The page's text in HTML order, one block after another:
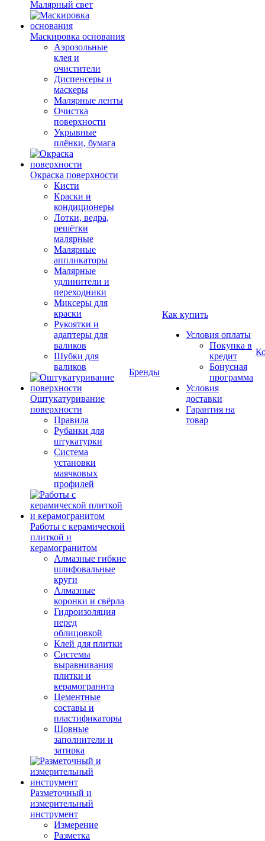
Малярный свет
Маскировка основания
Аэрозольные
клея и
очистители
Диспенсеры и
маскеры
Малярные ленты
Очистка
поверхности
Укрывные
плёнки, бумага
Окраска поверхности
Кисти
Краски и
кондиционеры
Лотки, ведра,
решётки
малярные
Малярные
аппликаторы
Малярные
удлинители и
переходники
Миксеры для
краски
Рукоятки и
адаптеры для
валиков
Шубки для
валиков
Оштукатуривание
поверхности
Правила
Рубанки для
штукатурки
Система
установки
маячковых
профилей
Работы с керамической
плиткой и
керамогранитом
Алмазные гибкие
шлифовальные
круги
Алмазные
коронки и свёрла
Гидроизоляция
перед
облицовкой
Клей для плитки
Системы
выравнивания
плитки и
керамогранита
Цементные
составы и
пластификаторы
Шовные
заполнители и
затирка
Разметочный и
измерительный
инструмент
Измерение
Разметка
Бренды
Как купить
Условия оплаты
Покупка в
кредит
Бонусная
программа
Условия
доставки
Гарантия на
товар